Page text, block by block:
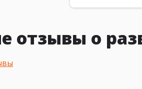
отзывы о